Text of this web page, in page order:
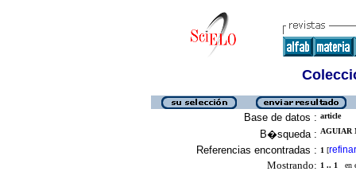
Base de datos : article
B�squeda : AGUIAR
Referencias encontradas : 1 [refinar
Mostrando: 1 .. 1 en